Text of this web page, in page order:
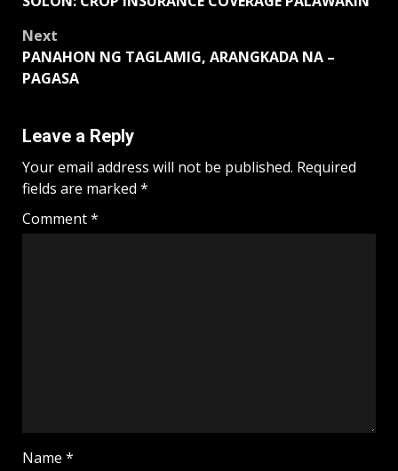
Next
PANAHON NG TAGLAMIG, ARANGKADA NA –
PAGASA
Leave a Reply
Your email address will not be published. Required
fields are marked *
Comment*
Name *